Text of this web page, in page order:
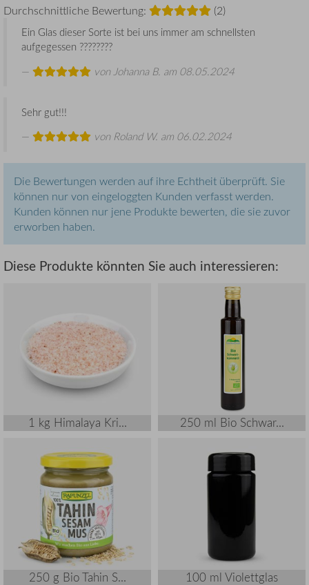
Durchschnittliche Bewertung: (2)
Ein Glas dieser Sorte ist bei uns immer am schnellsten
aufgegessen ????????
von Johanna B. am 08.05.2024
Sehr gut!!!
von Roland W. am 06.02.2024
Die Bewertungen werden auf ihre Echtheit überprüft. Sie
können nur von eingeloggten Kunden verfasst werden.
Kunden können nur jene Produkte bewerten, die sie zuvor
erworben haben.
Diese Produkte könnten Sie auch interessieren:
1 kg Himalaya Kri... 250 ml Bio Schwar...
250 g Bio Tahin S... 100 ml Violettglas